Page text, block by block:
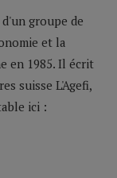
groupe de
et la
en 1985. Il écrit
suisse L'Agefi,
ici :